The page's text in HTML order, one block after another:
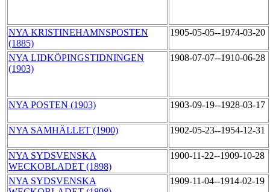
NYA KRISTINEHAMNSPOSTEN
(1885)
1905-05-05--1974-03-20
NYA LIDKÖPINGSTIDNINGEN
(1903)
1908-07-07--1910-06-28
NYA POSTEN (1903) 1903-09-19--1928-03-17
NYA SAMHÄLLET (1900) 1902-05-23--1954-12-31
NYA SYDSVENSKA
WECKOBLADET (1898)
1900-11-22--1909-10-28
NYA SYDSVENSKA
1909-11-04--1914-02-19